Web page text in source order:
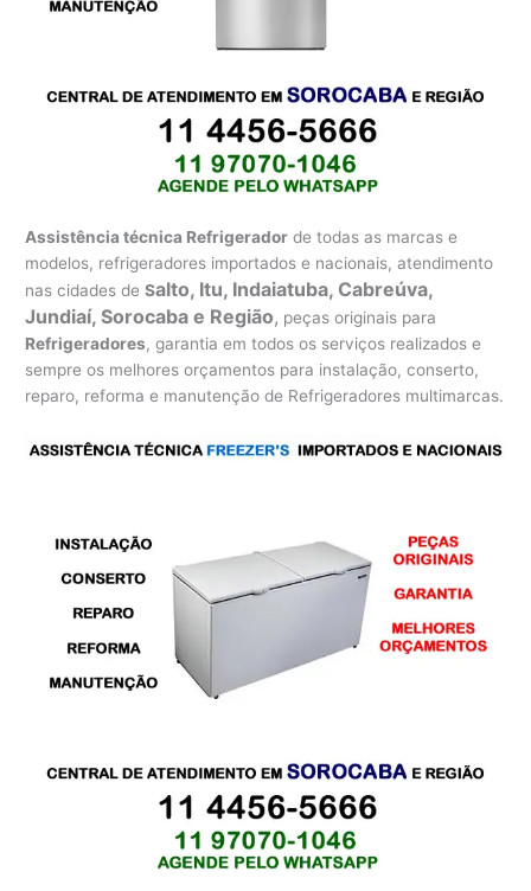
Assistência técnica Refrigerador de todas as marcas e
modelos, refrigeradores importados e nacionais, atendimento
nas cidades deSalto, Itu, Indaiatuba, Cabreúva,
Jundiaí, Sorocaba e Região, peças originais para
Refrigeradores, garantia em todos os serviços realizados e
sempre os melhores orçamentos para instalação, conserto,
reparo, reforma e manutenção de Refrigeradores multimarcas.